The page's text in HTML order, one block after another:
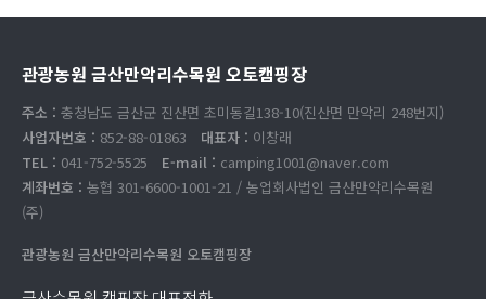
관광농원 금산만악리수목원 오토캠핑장
주소 : 충청남도 금산군 진산면 초미동길138-10(진산면 만악리 248번지)
사업자번호 : 852-88-01863 대표자 : 이창래
TEL : 041-752-5525 E-mail : camping1001@naver.com
계좌번호 : 농협 301-6600-1001-21 / 농업회사법인 금산만악리수목원
(주)
관광농원 금산만악리수목원 오토캠핑장